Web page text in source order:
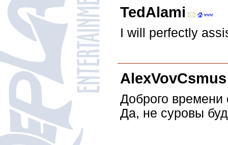
TedAlami
I will perfectly
AlexVovCsmus
Доброго времени
Да, не суровы